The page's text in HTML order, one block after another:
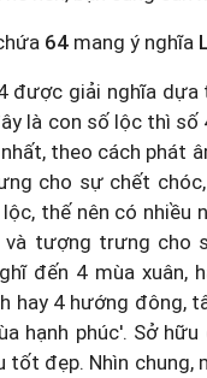
64 mang ý nghĩa
được giải nghĩa
là con số lộc thì số
theo cách phát
cho sự chết
thế nên có nhiều
và tượng trưng cho
đến 4 mùa xuân,
hay 4 hướng đông,
hạnh phúc'. Sở
tốt đẹp. Nhìn chung,